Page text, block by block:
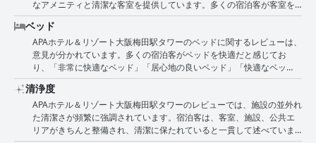
り、朝食のルールをより明確にしたりするなど、改善点が示唆されて
いました。全体として、このホテルでの滞在を豊かにする、非常に多
様で、美味しく、満足のいく朝食体験が強調されています。
があることが一貫して強調されています。すぐ近くには数多くのレス
トランやパブがあり、地元の料理から国際色豊かな料理まで、幅広い
選択肢を提供しています。これにより、ゲストは遠くまで出かけるこ
となく、おいしい食事を簡単に探索して楽しむことができます。近く
の路地や通りには、素晴らしい小さなレストランや活気のあるスポッ
トが軒を連ねており、活気に満ちた風味豊かな食事シーンを保証して
います。 マイナス面としては、一部のゲストからいくつかの欠点が指
摘されています。ホテルのレストランの料理は、時にぬるくて値段が
高いと評されており、特に屋上レストランのディナーメニューは選択
肢が限られています。さらに、レストランの時間や選択肢がやや紛ら
わしいというコメントも見られます。 これらの小さな問題にもかかわ
なアメニティと清潔な客室を提供しています。多くの宿泊客が客室を
非常に小さくコンパクトだと指摘していますが、これは日本全体で一
般的な基準としてよく言及されています。ベッドの下の収納オプショ
ンなど、巧妙なスペースの活用により、客室は驚くほど機能的です。
広さに関わらず、客室には大型スマートテレビ、冷蔵庫、必要なアメ
ニティがすべて備え付けられています。 高層階からの眺めは頻繁に称
賛されており、壮大な都市景観を眺めることができます。清潔さは一
貫して肯定的な特徴として言及されており、客室はきちんと手入れさ
れ、アメニティは毎日補充されています。ホテルは、敷地内のコンビ
ニエンスストア、ランドリー設備、大浴場などの追加の利便性を提供
し、ゲストの滞在体験を向上させます。 一人旅や日本のホテルの基準
ベッド
APAホテル＆リゾート大阪梅田駅タワーのベッドに関するレビューは、
意見が分かれています。多くの宿泊客がベッドを快適だと感じてお
り、「非常に快適なベッド」「居心地の良いベッド」「快適なベッ
ド」といった言葉が頻繁に使われています。そのようなベッドは、ぐ
っすり眠ることができ、しばしば良質であると表現されています。寝
具は清潔で丁寧に洗濯されていると指摘されており、快適な枕や全体
的な睡眠体験を評価する宿泊客もいます。 しかし、問題点を指摘する
意見も数多くあります。多くの宿泊客がマットレスが柔らかすぎる、
清浄度
APAホテル＆リゾート大阪梅田駅タワーのレビューでは、施設の並外れ
た清潔さが頻繁に強調されています。宿泊客は、客室、施設、公共エ
リアがきちんと整備され、清潔に保たれていると一貫して述べていま